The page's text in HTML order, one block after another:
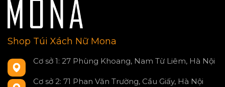
Shop Túi Xách Nữ Mona
Cơ sở 1: 27 Phùng Khoang, Nam Từ Liêm, Hà Nội
Cơ sở 2: 71 Phan Văn Trường, Cầu Giấy, Hà Nội